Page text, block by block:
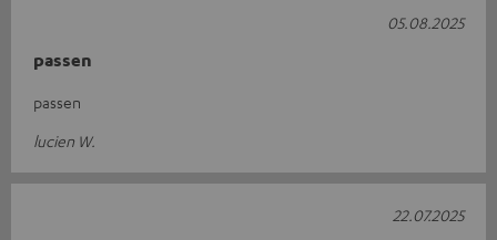
passen
passen
lucien W.
05.08.2025
22.07.2025